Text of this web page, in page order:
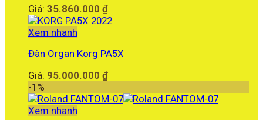
Giá: 35.860.000 ₫
Xem nhanh
Đàn Organ Korg PA5X
Giá: 95.000.000 ₫
-1%
Xem nhanh